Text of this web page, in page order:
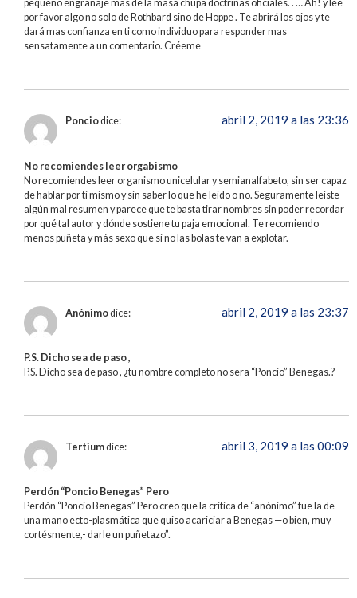
pequeño engranaje mas de la masa chupa doctrinas oficiales. . … Ah! y lee
por favor algo no solo de Rothbard sino de Hoppe . Te abrirá los ojos y te
dará mas confianza en ti como individuo para responder mas
sensatamente a un comentario. Créeme
Ponciodice: abril 2, 2019 a las 23:36
No recomiendes leer orgabismo
No recomiendes leer organismo unicelular y semianalfabeto, sin ser capaz
de hablar por ti mismo y sin saber lo que he leído o no. Seguramente leíste
algún mal resumen y parece que te basta tirar nombres sin poder recordar
por qué tal autor y dónde sostiene tu paja emocional. Te recomiendo
menos puñeta y más sexo que si no las bolas te van a explotar.
Anónimodice: abril 2, 2019 a las 23:37
P.S. Dicho sea de paso ,
P.S. Dicho sea de paso , ¿tu nombre completo no sera “Poncio” Benegas.?
Tertiumdice: abril 3, 2019 a las 00:09
Perdón “Poncio Benegas” Pero
Perdón “Poncio Benegas” Pero creo que la critica de “anónimo” fue la de
una mano ecto-plasmática que quiso acariciar a Benegas —o bien, muy
cortésmente,- darle un puñetazo”.